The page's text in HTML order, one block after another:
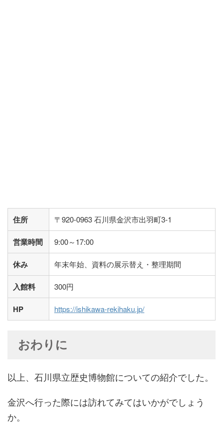
住所 〒920-0963 石川県金沢市出羽町3-1
営業時間 9:00～17:00
休み 年末年始、資料の展示替え・整理期間
入館料 300円
HP https://ishikawa-rekihaku.jp/
おわりに
以上、石川県立歴史博物館についての紹介でした。
金沢へ行った際には訪れてみてはいかがでしょう
か。